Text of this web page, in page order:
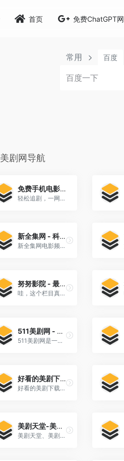
首页 免费ChatGPT网
常用 百度
美剧网导航
免费手机电影网-电影吧
轻松追剧，一网打尽如果你想在闲暇时观看最新的电影或电视剧，这里有几款免费的在线观看平台推荐给你。这些平台不仅[…]
新全集网 - 科幻电影大全
新全集网电影频道为您提供好看的科幻电影，经典科幻电影，最新科幻电影大全推荐同时还有更多的科幻电影在线观看，关注科幻电影，海量科幻电影大全...
努努影院 - 最新科幻电影
哇，这个栏目真是为广大科幻片爱好者量身定制的天堂啊！不仅提供各类最新好看的爱情片，还收集了最新热门的科幻片排行[…]
511美剧网 - 美剧|美剧在线|美剧天堂
511美剧网是一家提供美剧在线观看服务的网站。该网站涵盖了大量美国电视剧，包括各种类型和风格。其中主演帕迪·康斯戴恩、奥利维亚·库克、艾玛·达西、马特·史密斯、史蒂夫·图森特、伊芙·贝斯特、瑞斯·伊凡斯、水野索诺娅、法比安·弗兰克尔、米莉·阿尔柯克等人。
好看的美剧下载_最新美剧在线观看_推荐美剧排行榜前十名
好看的美剧下载、最新美剧在线观看、推荐美剧排行榜前十名-... 天天美剧网提供海量高清好看的美剧,最新美剧在线观看,美剧排行榜前十名。
美剧天堂-美剧网-天天美剧-美国电视剧-美剧免费看-美剧窝
美剧天堂、美剧网、天天美剧、美国电视剧、美剧免费看、美剧窝 【美剧天堂】为您提供高清无删减电影手机免费在线观看,2022最新热播vip美国电视剧免费在线观看,美剧天堂提供各种好看的美国电影、美国电视剧、美国动漫、美国综艺免费在线观看更多好看热播经典影...